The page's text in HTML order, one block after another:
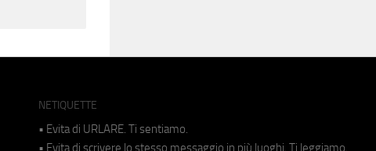
NETIQUETTE
• Evita di URLARE. Ti sentiamo.
• Evita di scrivere lo stesso messaggio in più luoghi. Ti leggiamo.